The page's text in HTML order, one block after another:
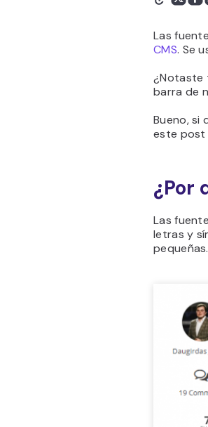
Las
CMS. Se
¿Notaste
barra de
Bueno, si
este post
¿Por
Las
letras y